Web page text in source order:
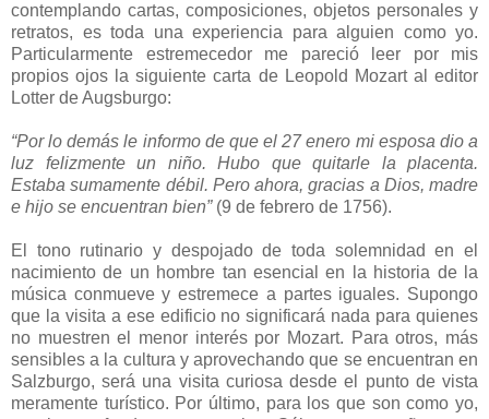
contemplando cartas, composiciones, objetos personales y
retratos, es toda una experiencia para alguien como yo.
Particularmente estremecedor me pareció leer por mis
propios ojos la siguiente carta de Leopold Mozart al editor
Lotter de Augsburgo:
“Por lo demás le informo de que el 27 enero mi esposa dio a
luz felizmente un niño. Hubo que quitarle la placenta.
Estaba sumamente débil. Pero ahora, gracias a Dios, madre
e hijo se encuentran bien”(9 de febrero de 1756).
El tono rutinario y despojado de toda solemnidad en el
nacimiento de un hombre tan esencial en la historia de la
música conmueve y estremece a partes iguales. Supongo
que la visita a ese edificio no significará nada para quienes
no muestren el menor interés por Mozart. Para otros, más
sensibles a la cultura y aprovechando que se encuentran en
Salzburgo, será una visita curiosa desde el punto de vista
meramente turístico. Por último, para los que son como yo,